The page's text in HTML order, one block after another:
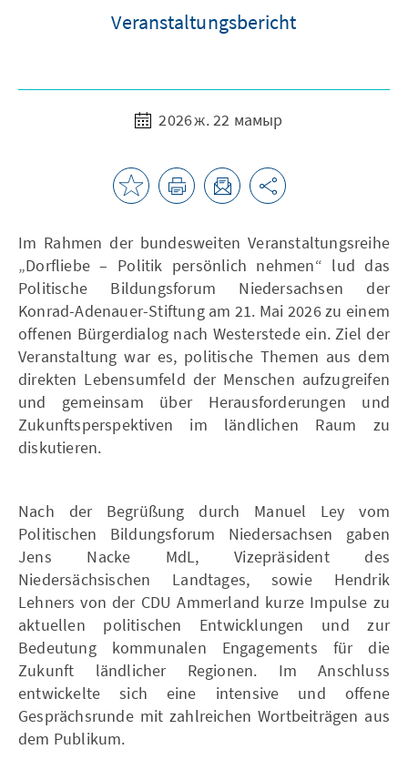
Veranstaltungsbericht
2026 ж. 22 мамыр
Im Rahmen der bundesweiten Veranstaltungsreihe
„Dorfliebe – Politik persönlich nehmen“ lud das
Politische Bildungsforum Niedersachsen der
Konrad-Adenauer-Stiftung am 21. Mai 2026 zu einem
offenen Bürgerdialog nach Westerstede ein. Ziel der
Veranstaltung war es, politische Themen aus dem
direkten Lebensumfeld der Menschen aufzugreifen
und gemeinsam über Herausforderungen und
Zukunftsperspektiven im ländlichen Raum zu
diskutieren.
Nach der Begrüßung durch Manuel Ley vom
Politischen Bildungsforum Niedersachsen gaben
Jens Nacke MdL, Vizepräsident des
Niedersächsischen Landtages, sowie Hendrik
Lehners von der CDU Ammerland kurze Impulse zu
aktuellen politischen Entwicklungen und zur
Bedeutung kommunalen Engagements für die
Zukunft ländlicher Regionen. Im Anschluss
entwickelte sich eine intensive und offene
Gesprächsrunde mit zahlreichen Wortbeiträgen aus
dem Publikum.